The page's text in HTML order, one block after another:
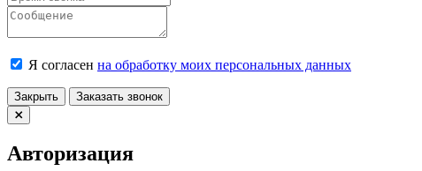
Я согласен на обработку моих персональных данных
Закрыть Заказать звонок
Авторизация